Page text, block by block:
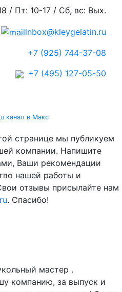
/ Пт: 10-17 / Сб, вс: Вых.
inbox@kleygelatin.ru
+7 (925) 744-37-08
+7 (495) 127-05-50
канал в Макс
странице мы публикуем
компании. Напишите
Ваши рекомендации
нашей работы и
отзывы присылайте нам
. Спасибо!
мастер .
компанию, за выпуск и